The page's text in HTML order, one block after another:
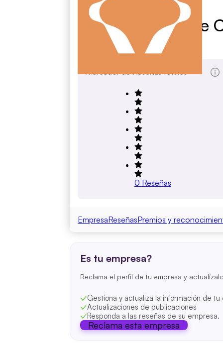
Smith College Ce
smith.edu
Marcador de Reseñas totales
0 Reseñas
EmpresaReseñasPremios y
Es tu empresa?
Reclama el perfil de tu empresa y
Gestiona y actualiza la información de
Actualizaciones de publicaciones
Responda a las reseñas de su empresa.
Reclama esta empresa